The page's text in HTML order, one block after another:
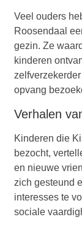
Veel ouders
Roosendaal
gezin. Ze
kinderen
opvang
Verhalen
Kinderen die
bezocht,
en nieuwe
zich gesteund
interesses te
sociale